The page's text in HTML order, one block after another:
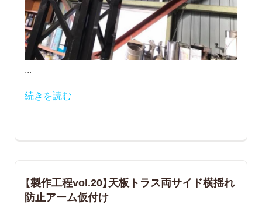
...
続きを読む
【製作工程vol.20】天板トラス両サイド横揺れ
防止アーム仮付け